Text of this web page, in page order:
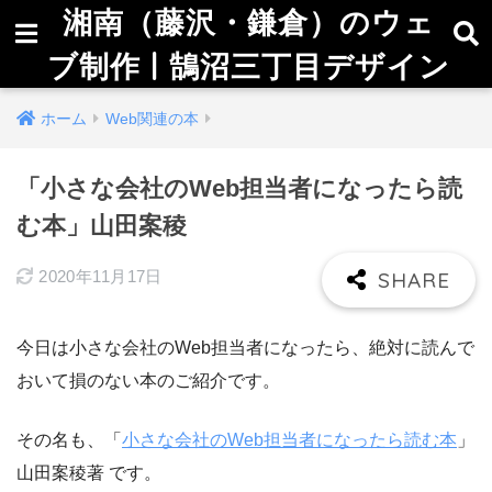
湘南（藤沢・鎌倉）のウェ
ブ制作 | 鵠沼三丁目デザイン
ホーム Web関連の本
「小さな会社のWeb担当者になったら読
む本」山田案稜
2020年11月17日
今日は小さな会社のWeb担当者になったら、絶対に読んで
おいて損のない本のご紹介です。
その名も、「 小さな会社のWeb担当者になったら読む本 」
山田案稜著 です。